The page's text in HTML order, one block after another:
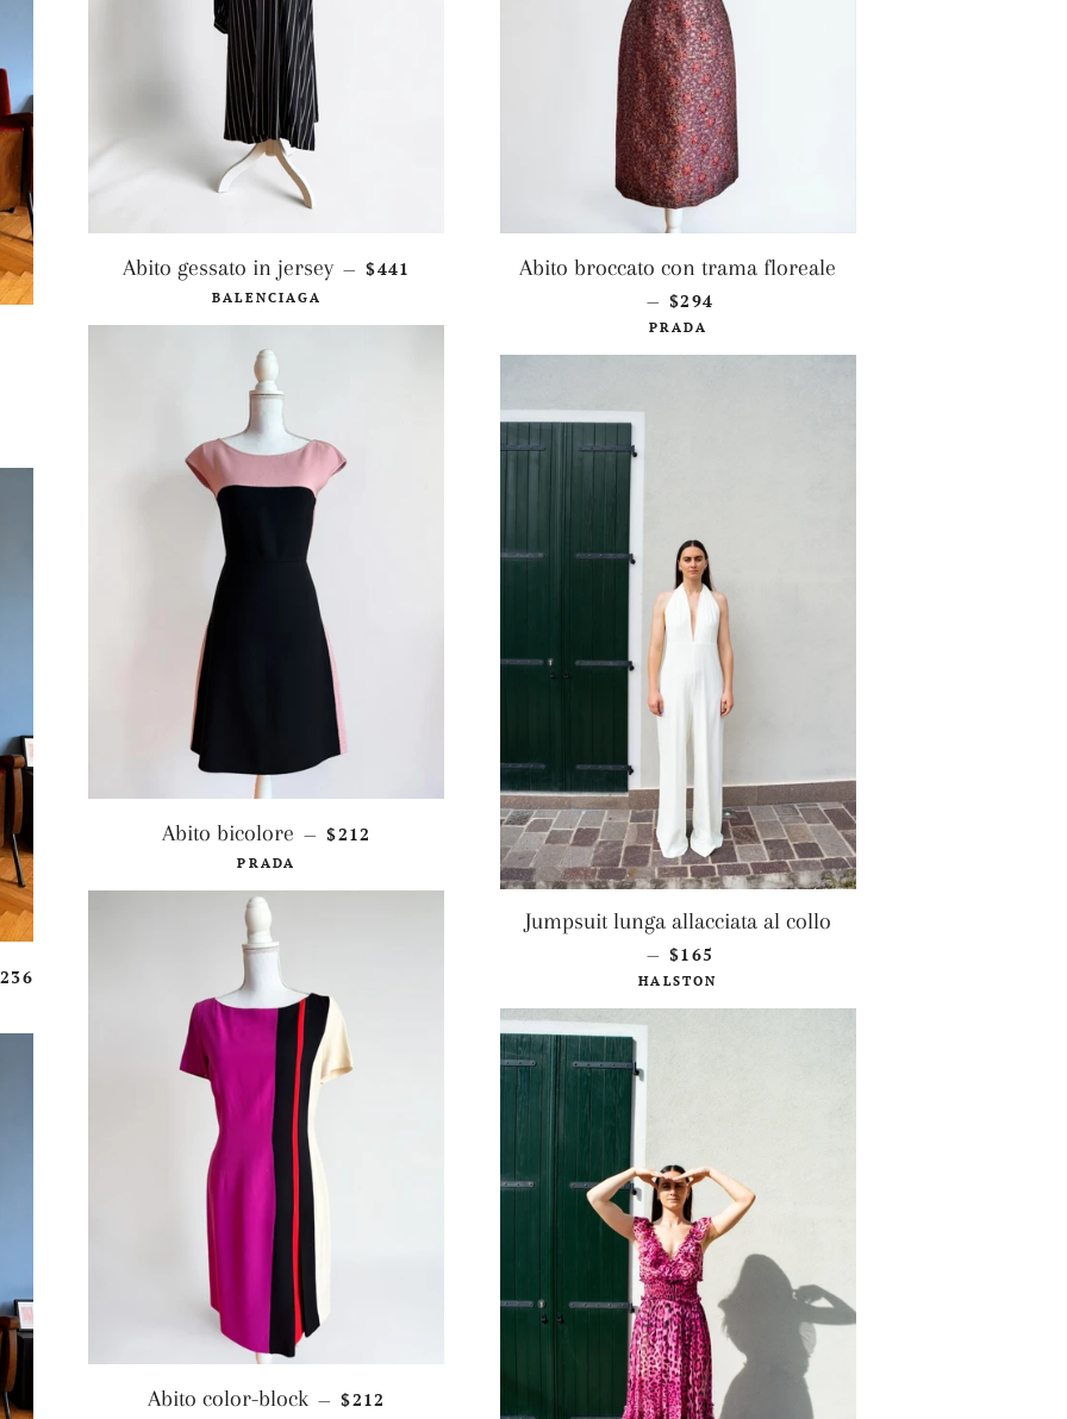
DI LISTINO
DI LISTINO
Abito gessato in jersey — PREZZO DI LISTINO
$441
BALENCIAGA
Abito bicolore — PREZZO DI LISTINO
$212
PRADA
Abito color-block — PREZZO DI LISTINO
$212
Abito broccato con trama floreale
— PREZZO DI LISTINO
$294
PRADA
Jumpsuit lunga allacciata al collo
— PREZZO DI LISTINO
$165
HALSTON